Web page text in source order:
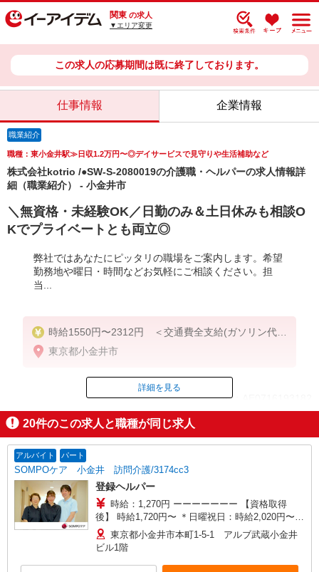
関東 の求人
▼エリア変更
この求人の応募期間は既に終了しております。
仕事情報 企業情報
職業紹介
職種：東小金井駅≫日収1.2万円〜◎デイサービスで見守りや生活補助など
株式会社kotrio /●SW-S-2080019の介護職・ヘルパーの求人情報詳
細（職業紹介） - 小金井市
＼無資格・未経験OK／日勤のみ＆土日休みも相談O
Kでプライベートとも両立◎
弊社ではあなたにピッタリの職場をご案内します。希望
勤務地や曜日・時間などお気軽にご相談ください。担
当...
時給1550円〜2312円 ＜交通費全支給(ガソリン代含
む)＞
東京都小金井市
ID：AE0716193182
掲載期間終了
詳細を見る
20件のこの求人と職種が同じ求人
アルバイト パート
SOMPOケア 小金井 訪問介護/3174cc3
登録ヘルパー
時給：1,270円 ーーーーーーー 【資格取得
後】 時給1,720円〜 ＊日曜祝日：時給2,020円〜
ーーーーーーー
東京都小金井市本町1-5-1 アルブ武蔵小金井
ビル1階